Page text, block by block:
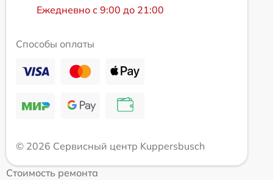
Ежедневно с 9:00 до 21:00
Способы оплаты
© 2026 Сервисный центр Kuppersbusch
Стоимость ремонта